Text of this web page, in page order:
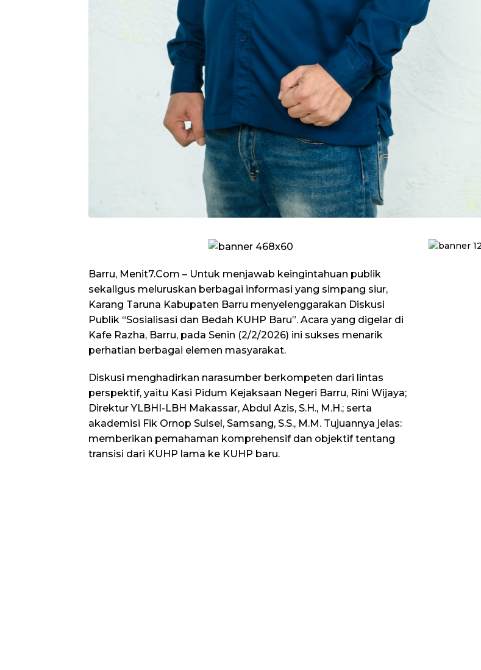
Barru, Menit7.Com – Untuk menjawab keingintahuan publik
sekaligus meluruskan berbagai informasi yang simpang siur,
Karang Taruna Kabupaten Barru menyelenggarakan Diskusi
Publik “Sosialisasi dan Bedah KUHP Baru”. Acara yang digelar di
Kafe Razha, Barru, pada Senin (2/2/2026) ini sukses menarik
perhatian berbagai elemen masyarakat.
Diskusi menghadirkan narasumber berkompeten dari lintas
perspektif, yaitu Kasi Pidum Kejaksaan Negeri Barru, Rini Wijaya;
Direktur YLBHI-LBH Makassar, Abdul Azis, S.H., M.H.; serta
akademisi Fik Ornop Sulsel, Samsang, S.S., M.M. Tujuannya jelas:
memberikan pemahaman komprehensif dan objektif tentang
transisi dari KUHP lama ke KUHP baru.